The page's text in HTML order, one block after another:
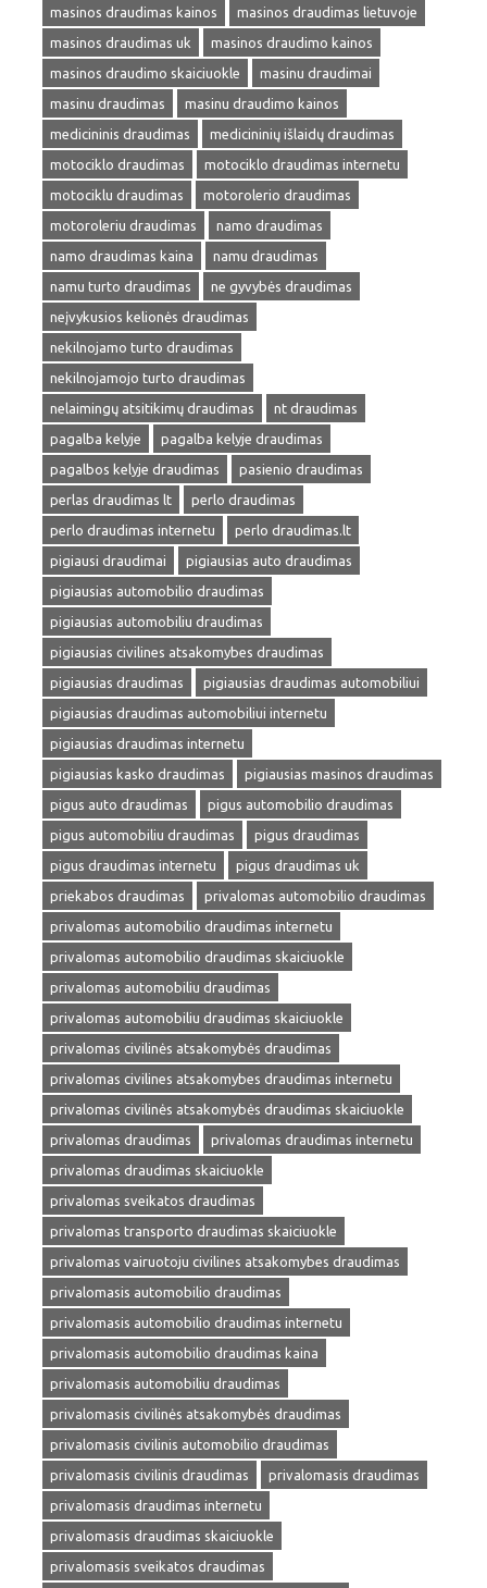
masinos draudimas kainos
masinos draudimas lietuvoje
masinos draudimas uk
masinos draudimo kainos
masinos draudimo skaiciuokle
masinu draudimai
masinu draudimas
masinu draudimo kainos
medicininis draudimas
medicininių išlaidų draudimas
motociklo draudimas
motociklo draudimas internetu
motociklu draudimas
motorolerio draudimas
motoroleriu draudimas
namo draudimas
namo draudimas kaina
namu draudimas
namu turto draudimas
ne gyvybės draudimas
neįvykusios kelionės draudimas
nekilnojamo turto draudimas
nekilnojamojo turto draudimas
nelaimingų atsitikimų draudimas
nt draudimas
pagalba kelyje
pagalba kelyje draudimas
pagalbos kelyje draudimas
pasienio draudimas
perlas draudimas lt
perlo draudimas
perlo draudimas internetu
perlo draudimas.lt
pigiausi draudimai
pigiausias auto draudimas
pigiausias automobilio draudimas
pigiausias automobiliu draudimas
pigiausias civilines atsakomybes draudimas
pigiausias draudimas
pigiausias draudimas automobiliui
pigiausias draudimas automobiliui internetu
pigiausias draudimas internetu
pigiausias kasko draudimas
pigiausias masinos draudimas
pigus auto draudimas
pigus automobilio draudimas
pigus automobiliu draudimas
pigus draudimas
pigus draudimas internetu
pigus draudimas uk
priekabos draudimas
privalomas automobilio draudimas
privalomas automobilio draudimas internetu
privalomas automobilio draudimas skaiciuokle
privalomas automobiliu draudimas
privalomas automobiliu draudimas skaiciuokle
privalomas civilinės atsakomybės draudimas
privalomas civilines atsakomybes draudimas internetu
privalomas civilinės atsakomybės draudimas skaiciuokle
privalomas draudimas
privalomas draudimas internetu
privalomas draudimas skaiciuokle
privalomas sveikatos draudimas
privalomas transporto draudimas skaiciuokle
privalomas vairuotoju civilines atsakomybes draudimas
privalomasis automobilio draudimas
privalomasis automobilio draudimas internetu
privalomasis automobilio draudimas kaina
privalomasis automobiliu draudimas
privalomasis civilinės atsakomybės draudimas
privalomasis civilinis automobilio draudimas
privalomasis civilinis draudimas
privalomasis draudimas
privalomasis draudimas internetu
privalomasis draudimas skaiciuokle
privalomasis sveikatos draudimas